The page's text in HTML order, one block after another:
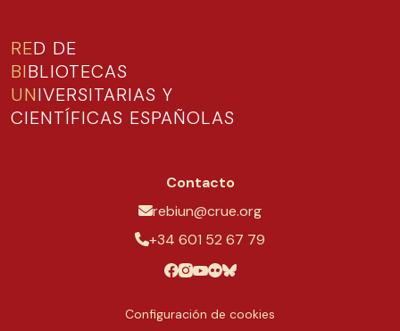
RED DE
BIBLIOTECAS
UNIVERSITARIAS Y
CIENTÍFICAS ESPAÑOLAS
Contacto
rebiun@crue.org
+34 601 52 67 79
Configuración de cookies